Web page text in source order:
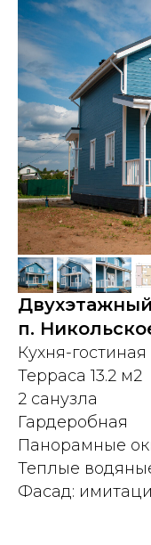
п.
Кухня-
Терраса 13.2 м2
2 санузла
Гардеробная
Панорамные
Теплые
Фасад: